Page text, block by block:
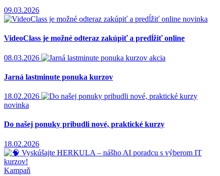
09.03.2026
novinka
VideoClass je možné odteraz zakúpiť a predĺžiť online
08.03.2026 akcia
Jarná lastminute ponuka kurzov
18.02.2026
novinka
Do našej ponuky pribudli nové, praktické kurzy
18.02.2026
Kampaň